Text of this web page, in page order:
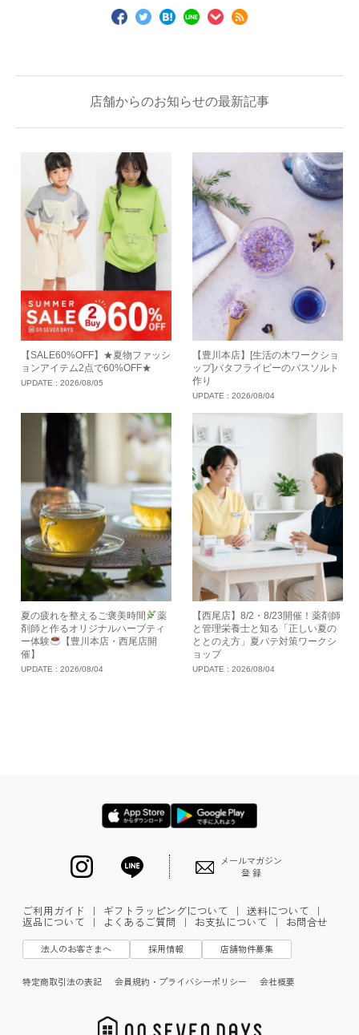
店舗からのお知らせの最新記事
【SALE60%OFF】★夏物ファッシ
ョンアイテム2点で60%OFF★
UPDATE : 2026/08/05
【豊川本店】[生活の木ワークショ
ップ]バタフライピーのバスソルト
作り
UPDATE : 2026/08/04
夏の疲れを整えるご褒美時間
薬
剤師と作るオリジナルハーブティ
ー体験
【豊川本店・西尾店開
催】
UPDATE : 2026/08/04
【西尾店】8/2・8/23開催！薬剤師
と管理栄養士と知る「正しい夏の
ととのえ方」夏バテ対策ワークシ
ョップ
UPDATE : 2026/08/04
メールマガジン
登 録
ご利用ガイド ｜ ギフトラッピングについて ｜ 送料について ｜
返品について ｜ よくあるご質問 ｜ お支払について ｜ お問合せ
法人のお客さまへ 採用情報 店舗物件募集
特定商取引法の表記 会員規約・プライバシーポリシー 会社概要